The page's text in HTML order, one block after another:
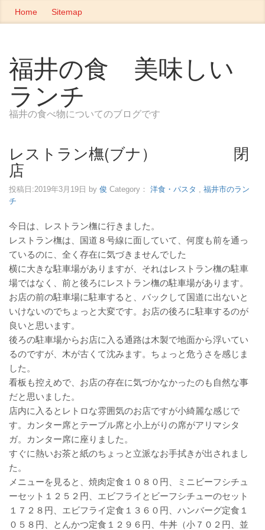
Home Sitemap
福井の食 美味しい
ランチ
福井の食べ物についてのブログです
レストラン橅(ブナ） 閉
店
投稿日:2019年3月19日 by 俊 Category： 洋食・パスタ , 福井市のラン
チ
今日は、レストラン橅に行きました。
レストラン橅は、国道８号線に面していて、何度も前を通っ
ているのに、全く存在に気づきませんでした
横に大きな駐車場がありますが、それはレストラン橅の駐車
場ではなく、前と後ろにレストラン橅の駐車場があります。
お店の前の駐車場に駐車すると、バックして国道に出ないと
いけないのでちょっと大変です。お店の後ろに駐車するのが
良いと思います。
後ろの駐車場からお店に入る通路は木製で地面から浮いてい
るのですが、木が古くて沈みます。ちょっと危うさを感じま
した。
看板も控えめで、お店の存在に気づかなかったのも自然な事
だと思いました。
店内に入るとレトロな雰囲気のお店ですが小綺麗な感じで
す。カンター席とテーブル席と小上がりの席がアリマシタ
ガ。カンター席に座りました。
すぐに熱いお茶と紙のちょっと立派なお手拭きが出されまし
た。
メニューを見ると、焼肉定食１０８０円、ミニビーフシチュ
ーセット１２５２円、エビフライとビーフシチューのセット
１７２８円、エビフライ定食１３６０円、ハンバーグ定食１
０５８円、とんかつ定食１２９６円、牛丼（小７０２円、並